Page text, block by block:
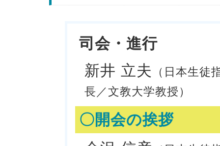
司会・進行
新井 立夫
（日本生徒
長／文教大学教授）
〇開会の挨拶